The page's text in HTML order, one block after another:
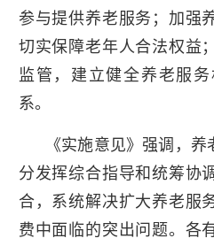
参与提供养老服务；加强
切实保障老年人合法权益
监管，建立健全养老服
系。
《实施意见》强调，
分发挥综合指导和统筹协
合，系统解决扩大养老服
费中面临的突出问题。各